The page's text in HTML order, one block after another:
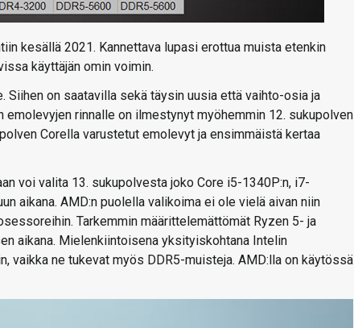
kesällä 2021. Kannettava lupasi erottua muista etenkin
käyttäjän omin voimin.
on saatavilla sekä täysin uusia että vaihto-osia ja
rinnalle on ilmestynyt myöhemmin 12. sukupolven
Corella varustetut emolevyt ja ensimmäistä kertaa
voi valita 13. sukupolvesta joko Core i5-1340P:n, i7-
aikana. AMD:n puolella valikoima ei ole vielä aivan niin
Tarkemmin määrittelemättömät Ryzen 5- ja
aikana. Mielenkiintoisena yksityiskohtana Intelin
ne tukevat myös DDR5-muisteja. AMD:lla on käytössä